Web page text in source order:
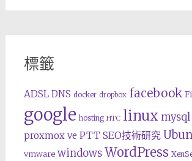
標籤
ADSL DNS docker dropbox facebook
google hosting HTC linux mysql
proxmox ve PTT SEO技術研究
vmware windows WordPress